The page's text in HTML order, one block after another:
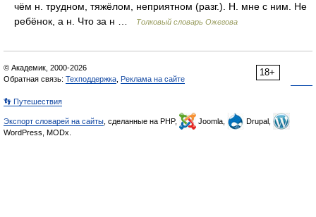
чём н. трудном, тяжёлом, неприятном (разг.). Н. мне с ним. Не
ребёнок, а н. Что за н …
Толковый словарь Ожегова
18+
© Академик, 2000-2026
Обратная связь: Техподдержка Реклама на сайте
👣 Путешествия
Экспорт словарей на сайты , сделанные на PHP, Joomla,
Drupal,
WordPress, MODx.